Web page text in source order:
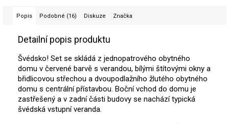
Popis Podobné (16) Diskuze Značka
Detailní popis produktu
Švédsko! Set se skládá z jednopatrového obytného
domu v červené barvě s verandou, bílými štítovými okny a
břidlicovou střechou a dvoupodlažního žlutého obytného
domu s centrální přístavbou. Boční vchod do domu je
zastřešený a v zadní části budovy se nachází typická
švédská vstupní veranda.